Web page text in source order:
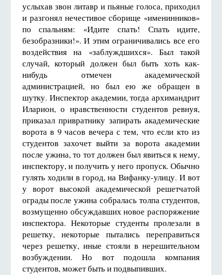
услыхав звон литавр и пьяные голоса, приходил
и разгонял нечестивое сборище «именинников»
по спальням: «Идите спать! Спать идите,
безобразники!». И этим ограничивались все его
воздействия на «заблуждшихся». Был такой
случай, который должен был быть хоть как-
нибудь отмечен академической
администрацией, но был ею же обращен в
шутку. Инспектор академии, тогда архимандрит
Иларион, о нравственности студентов ревнуя,
приказал привратнику запирать академические
ворота в 9 часов вечера с тем, что если кто из
студентов захочет выйти за ворота академии
после ужина, то тот должен был явиться к нему,
инспектору, и получить у него пропуск. Обычно
гулять ходили в город, на Вифанку-улицу. И вот
у ворот высокой академической решетчатой
ограды после ужина собралась толпа студентов,
возмущенно обсуждавших новое распоряжение
инспектора. Некоторые студенты пролезали в
решетку, некоторые пытались переправиться
через решетку, иные стояли в нерешительном
возбуждении. Но вот подошла компания
студентов, может быть и подвыпивших.